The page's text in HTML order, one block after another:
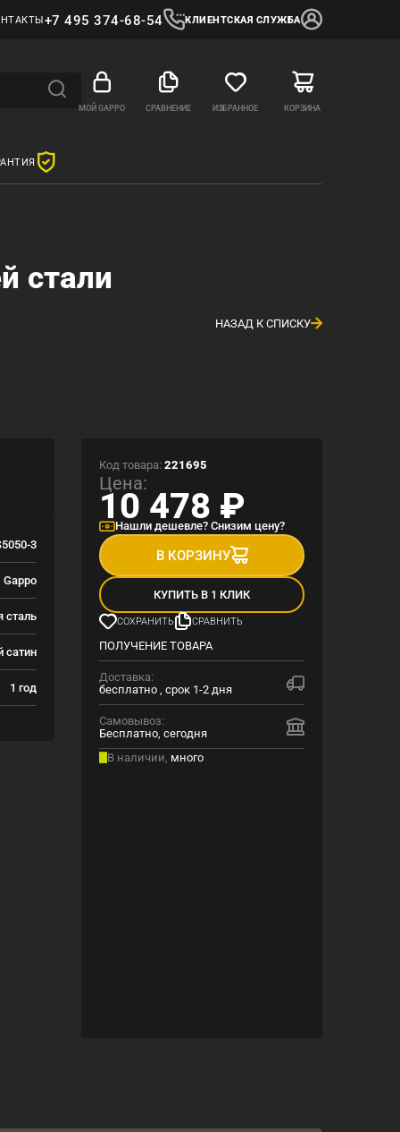
+7 495 374-68-54 КЛИЕНТСКАЯ СЛУЖБА
МОЙ GAPPO СРАВНЕНИЕ ИЗБРАННОЕ КОРЗИНА
стали
НАЗАД К СПИСКУ
3
Gappo
сатин
1 год
Код товара: 221695
Цена:
10 478 ₽
Нашли дешевле? Снизим цену?
В КОРЗИНУ
КУПИТЬ В 1 КЛИК
СОХРАНИТЬ СРАВНИТЬ
ПОЛУЧЕНИЕ ТОВАРА
Доставка:
бесплатно , срок 1-2 дня
Самовывоз:
Бесплатно, сегодня
В наличии, много